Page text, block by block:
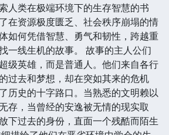
人类在极端环境下的生存智慧的书
在资源极度匮乏、社会秩序崩塌的情
如何凭借智慧、勇气和韧性，跨越重
一线生机的故事。 故事的主人公们
级英雄，而是普通人。他们来自各行
过去和梦想，却在突如其来的危机
历史的十字路口。当熟悉的文明赖以
存，当曾经的安逸被无情的现实取
下过去的身份，直面一个残酷而陌生